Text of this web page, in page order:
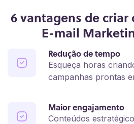
6 vantagens de criar
E-mail
Redução de tempo
Esqueça horas
campanhas prontas
Maior engajamento
Conteúdos